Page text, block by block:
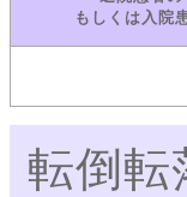
もしくは入院
転倒